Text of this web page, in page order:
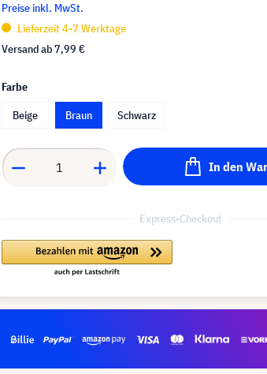
Preise inkl. MwSt.
Lieferzeit 4-7 Werktage
Versand ab7,99 €
Farbe
Beige
Braun Schwarz
In den
Express-Checkout